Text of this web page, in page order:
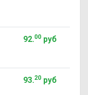
92.00руб
93.20руб